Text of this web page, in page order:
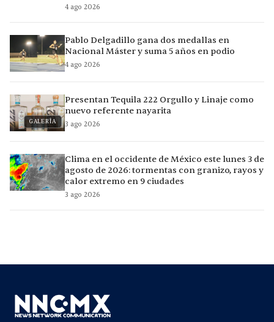
4 ago 2026
Pablo Delgadillo gana dos medallas en
Nacional Máster y suma 5 años en podio
4 ago 2026
GALERÍA
Presentan Tequila 222 Orgullo y Linaje como
nuevo referente nayarita
3 ago 2026
Clima en el occidente de México este lunes 3 de
agosto de 2026: tormentas con granizo, rayos y
calor extremo en 9 ciudades
3 ago 2026